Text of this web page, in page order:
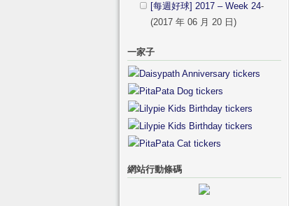
[每週好球] 2017 – Week 24-
(2017 年 06 月 20 日)
一家子
網站行動條碼